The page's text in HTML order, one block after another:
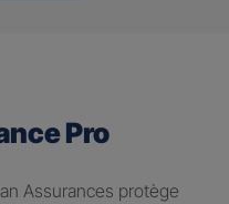
Pro
Assurances protège